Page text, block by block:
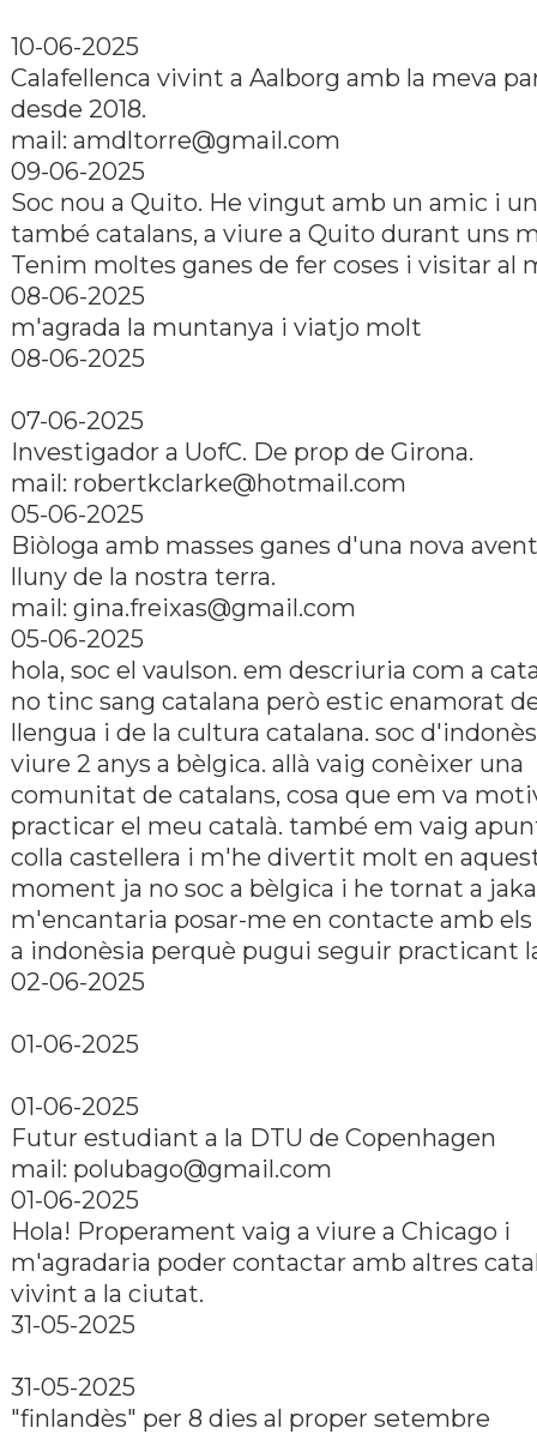
10-06-2025
Calafellenca vivint a Aalborg amb la meva
desde 2018.
mail: amdltorre@gmail.com
09-06-2025
Soc nou a Quito. He vingut amb un amic i
també catalans, a viure a Quito durant uns
Tenim moltes ganes de fer coses i visitar al
08-06-2025
m'agrada la muntanya i viatjo molt
08-06-2025
07-06-2025
Investigador a UofC. De prop de Girona.
mail: robertkclarke@hotmail.com
05-06-2025
Biòloga amb masses ganes d'una nova
lluny de la nostra terra.
mail: gina.freixas@gmail.com
05-06-2025
hola, soc el vaulson. em descriuria com a
no tinc sang catalana però estic enamorat
llengua i de la cultura catalana. soc
viure 2 anys a bèlgica. allà vaig conèixer una
comunitat de catalans, cosa que em va
practicar el meu català. també em vaig
colla castellera i m'he divertit molt en
moment ja no soc a bèlgica i he tornat a
m'encantaria posar-me en contacte amb els
a indonèsia perquè pugui seguir practicant
02-06-2025
01-06-2025
01-06-2025
Futur estudiant a la DTU de Copenhagen
mail: polubago@gmail.com
01-06-2025
Hola! Properament vaig a viure a Chicago i
m'agradaria poder contactar amb altres
vivint a la ciutat.
31-05-2025
31-05-2025
"finlandès" per 8 dies al proper setembre